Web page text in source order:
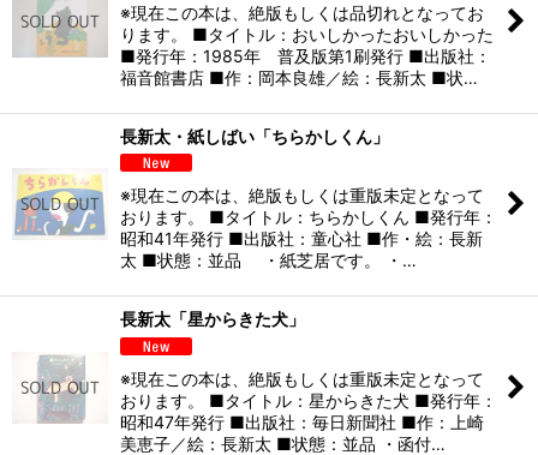
※現在この本は、絶版もしくは品切れとなってお
ります。 ■タイトル：おいしかったおいしかった
■発行年：1985年 普及版第1刷発行 ■出版社：
福音館書店 ■作：岡本良雄／絵：長新太 ■状…
長新太・紙しばい「ちらかしくん」
※現在この本は、絶版もしくは重版未定となって
おります。 ■タイトル：ちらかしくん ■発行年：
昭和41年発行 ■出版社：童心社 ■作・絵：長新
太 ■状態：並品 ・紙芝居です。 ・…
長新太「星からきた犬」
※現在この本は、絶版もしくは重版未定となって
おります。 ■タイトル：星からきた犬 ■発行年：
昭和47年発行 ■出版社：毎日新聞社 ■作：上崎
美恵子／絵：長新太 ■状態：並品 ・函付…